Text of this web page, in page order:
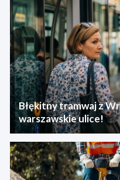
Błękitny tramwaj z
warszawskie ulice!